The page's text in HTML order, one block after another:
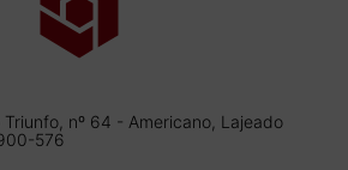
Triunfo, nº 64 - Americano, Lajeado
576